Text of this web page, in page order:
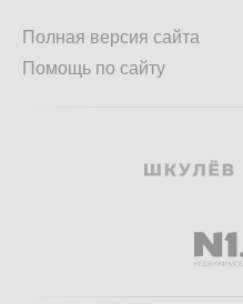
Полная версия сайта
Помощь по сайту